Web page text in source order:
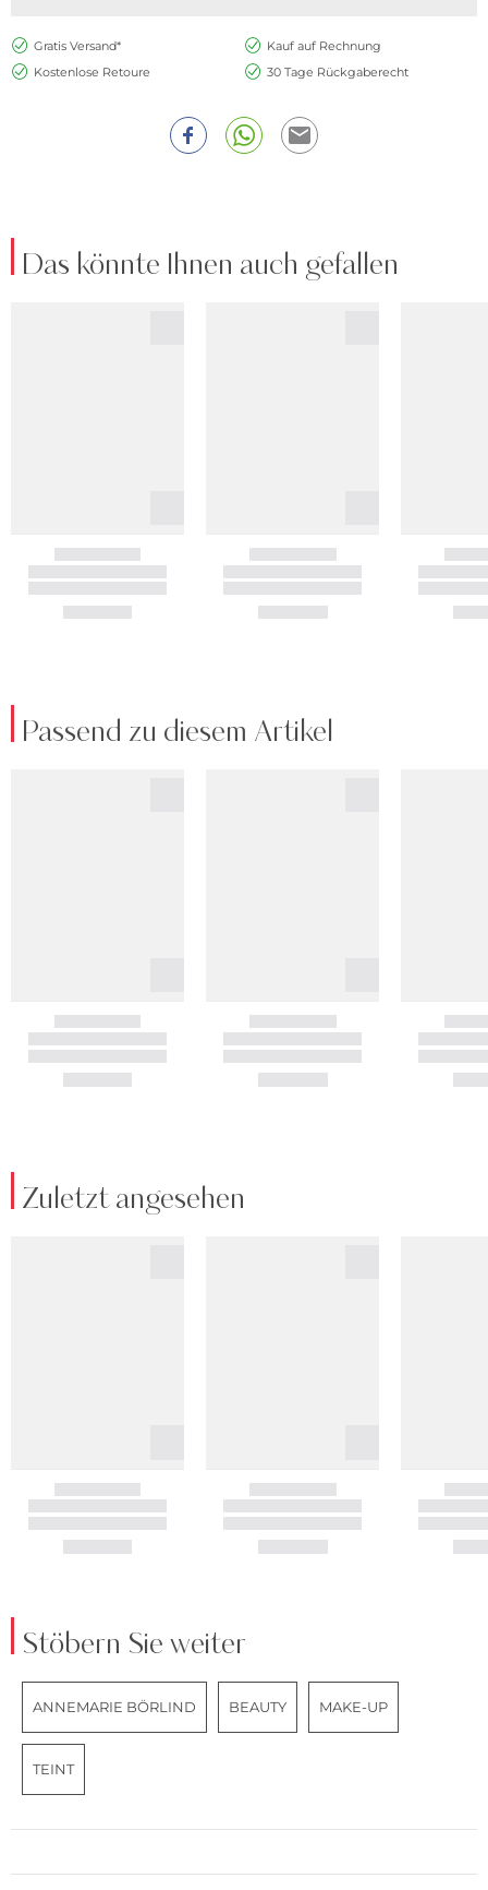
Gratis Versand*
Kauf auf Rechnung
Kostenlose Retoure
30 Tage Rückgaberecht
Das könnte Ihnen auch gefallen
Passend zu diesem Artikel
Zuletzt angesehen
Stöbern Sie weiter
ANNEMARIE BÖRLIND BEAUTY MAKE-UP
TEINT